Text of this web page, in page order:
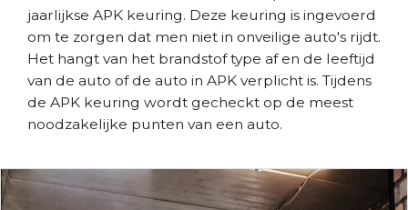
jaarlijkse APK keuring. Deze keuring is ingevoerd
om te zorgen dat men niet in onveilige auto's rijdt.
Het hangt van het brandstof type af en de leeftijd
van de auto of de auto in APK verplicht is. Tijdens
de APK keuring wordt gecheckt op de meest
noodzakelijke punten van een auto.